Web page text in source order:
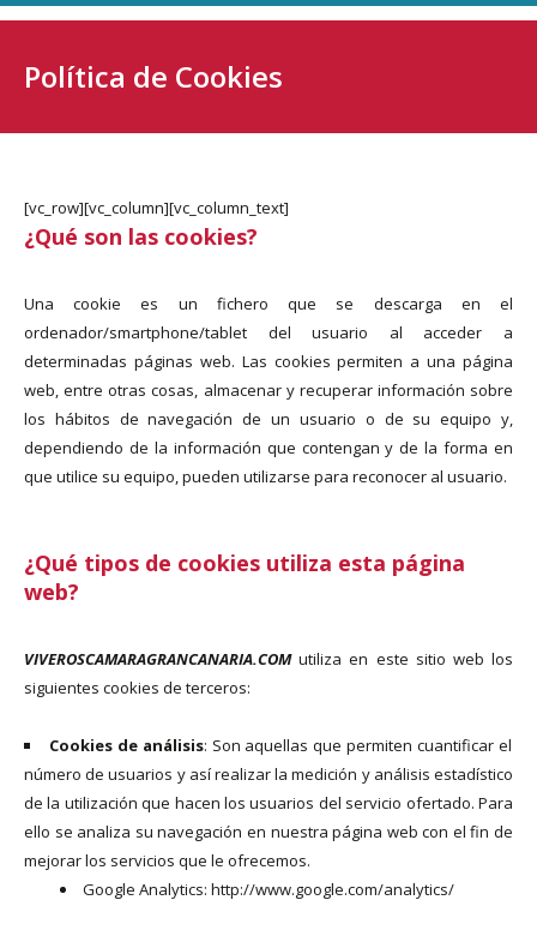
Política de Cookies
[vc_row][vc_column][vc_column_text]
¿Qué son las cookies?
Una cookie es un fichero que se descarga en el
ordenador/smartphone/tablet del usuario al acceder a
determinadas páginas web. Las cookies permiten a una página
web, entre otras cosas, almacenar y recuperar información sobre
los hábitos de navegación de un usuario o de su equipo y,
dependiendo de la información que contengan y de la forma en
que utilice su equipo, pueden utilizarse para reconocer al usuario.
¿Qué tipos de cookies utiliza esta página
web?
VIVEROSCAMARAGRANCANARIA.COMutiliza en este sitio web los
siguientes cookies de terceros:
Cookies de análisis: Son aquellas que permiten cuantificar el
número de usuarios y así realizar la medición y análisis estadístico
de la utilización que hacen los usuarios del servicio ofertado. Para
ello se analiza su navegación en nuestra página web con el fin de
mejorar los servicios que le ofrecemos.
Google Analytics: http://www.google.com/analytics/